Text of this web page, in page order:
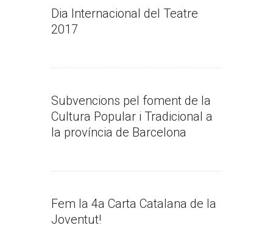
Dia Internacional del Teatre
2017
Subvencions pel foment de la
Cultura Popular i Tradicional a
la província de Barcelona
Fem la 4a Carta Catalana de la
Joventut!